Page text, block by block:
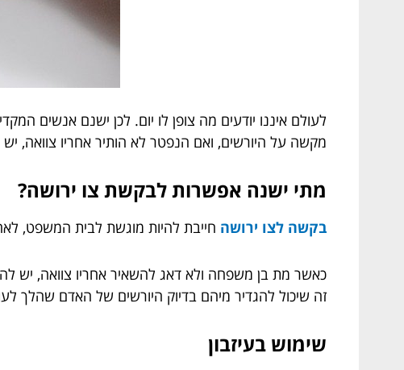
לעולם איננו יודעים מה צופן לו יום. לכן ישנם אנשים
מקשה על היורשים, ואם הנפטר לא הותיר אחריו צוואה,
מתי ישנה אפשרות לבקשת צו ירושה?
בקשה לצו ירושה חייבת להיות מוגשת לבית המשפט,
כאשר מת בן משפחה ולא דאג להשאיר אחריו צוואה, יש
זה שיכול להגדיר מיהם בדיוק היורשים של האדם שהלך
שימוש בעיזבון